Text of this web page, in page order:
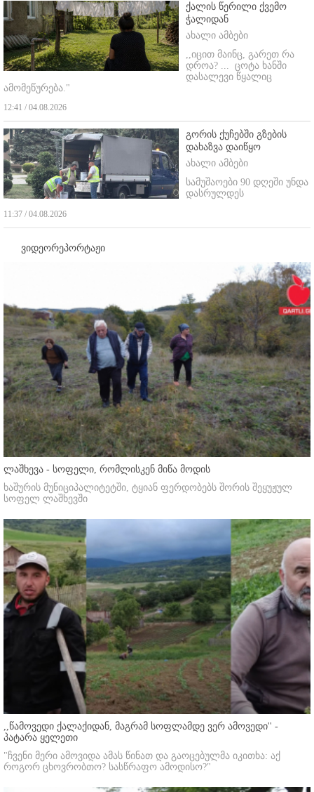
ქალის წერილი ქვემო
ჭალიდან
ახალი ამბები
,,იცით მაინც, გარეთ რა
დროა? ... ცოტა ხანში
დასალევი წყალიც
ამომეწურება."
12:41 / 04.08.2026
გორის ქუჩებში გზების
დახაზვა დაიწყო
ახალი ამბები
სამუშაოები 90 დღეში უნდა
დასრულდეს
11:37 / 04.08.2026
ვიდეორეპორტაჟი
ლაშხევა - სოფელი, რომლისკენ მიწა მოდის
ხაშურის მუნიციპალიტეტში, ტყიან ფერდობებს შორის შეყუჟულ
სოფელ ლაშხევში
,,წამოვედი ქალაქიდან, მაგრამ სოფლამდე ვერ ამოვედი'' -
პატარა ყელეთი
"ჩვენი მერი ამოვიდა ამას წინათ და გაოცებულმა იკითხა: აქ
როგორ ცხოვრობთო? სასწრაფო ამოდისო?"